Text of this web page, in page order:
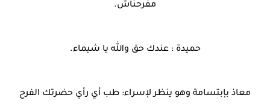
مفرحناش.
حميدة : عندك حق والله يا شيماء.
معاذ بإبتسامة وهو ينظر لإسراء: طب أي رأي حضرتك الفرح